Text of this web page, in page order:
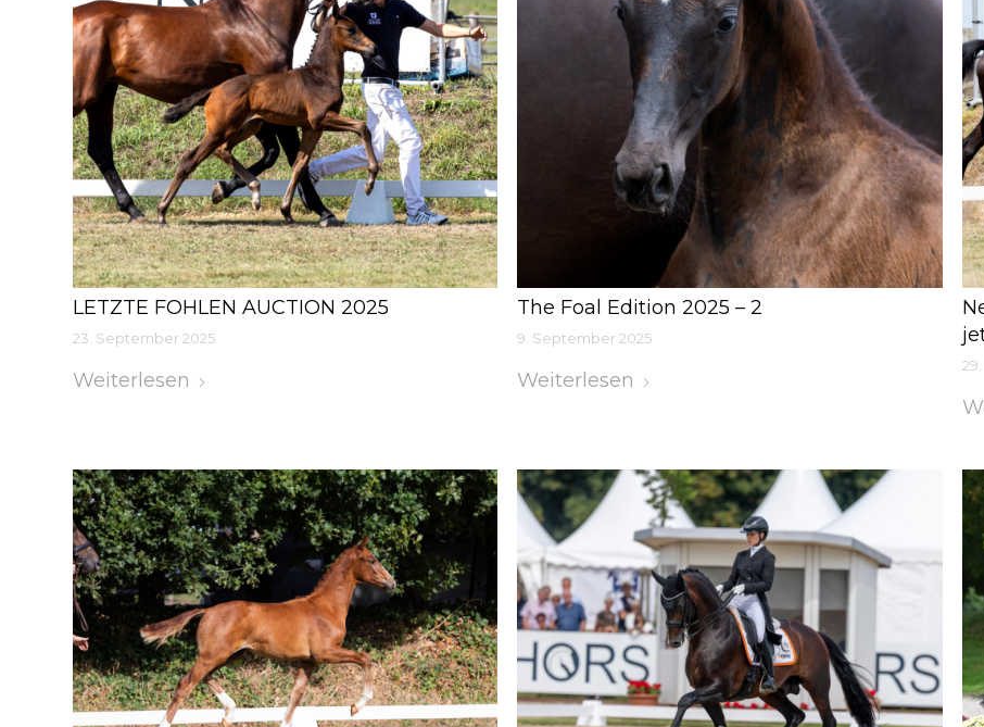
LETZTE FOHLEN AUCTION 2025
23. September 2025
Weiterlesen
The Foal Edition 2025 – 2
9. September 2025
Weiterlesen